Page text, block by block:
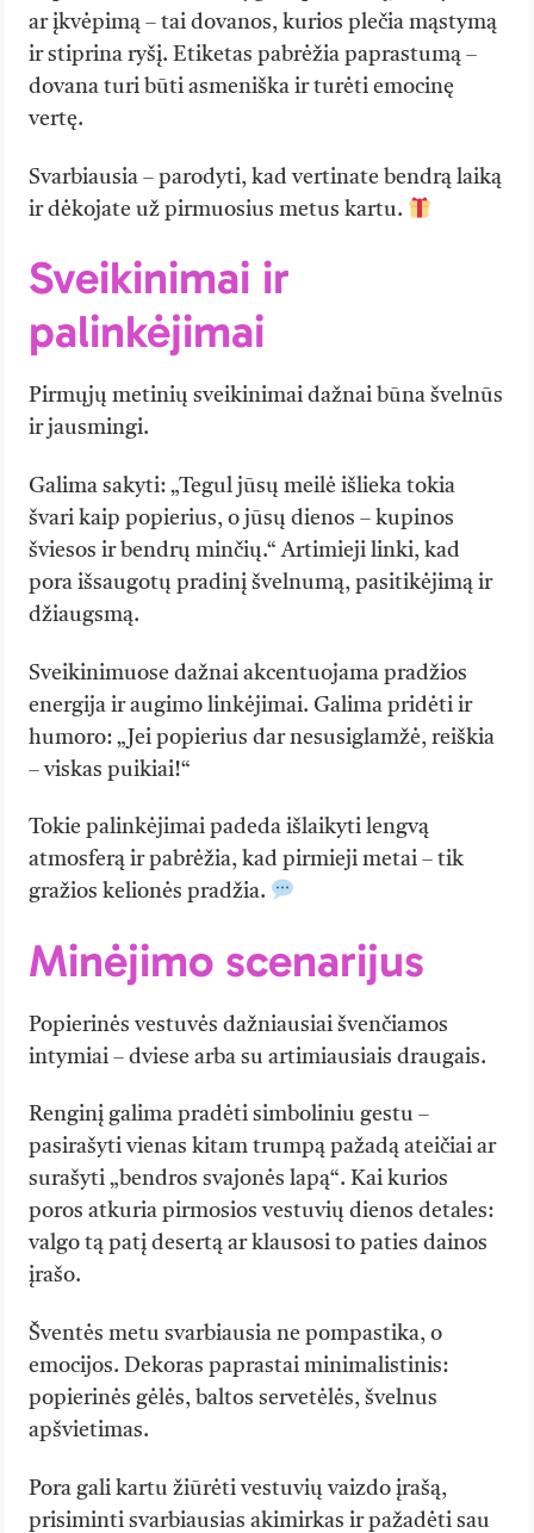
ar įkvėpimą – tai dovanos, kurios plečia mąstymą
ir stiprina ryšį. Etiketas pabrėžia paprastumą –
dovana turi būti asmeniška ir turėti emocinę
vertę.
Svarbiausia – parodyti, kad vertinate bendrą laiką
ir dėkojate už pirmuosius metus kartu.
Sveikinimai ir
palinkėjimai
Pirmųjų metinių sveikinimai dažnai būna švelnūs
ir jausmingi.
Galima sakyti: „Tegul jūsų meilė išlieka tokia
švari kaip popierius, o jūsų dienos – kupinos
šviesos ir bendrų minčių.“ Artimieji linki, kad
pora išsaugotų pradinį švelnumą, pasitikėjimą ir
džiaugsmą.
Sveikinimuose dažnai akcentuojama pradžios
energija ir augimo linkėjimai. Galima pridėti ir
humoro: „Jei popierius dar nesusiglamžė, reiškia
– viskas puikiai!“
Tokie palinkėjimai padeda išlaikyti lengvą
atmosferą ir pabrėžia, kad pirmieji metai – tik
gražios kelionės pradžia.
Minėjimo scenarijus
Popierinės vestuvės dažniausiai švenčiamos
intymiai – dviese arba su artimiausiais draugais.
Renginį galima pradėti simboliniu gestu –
pasirašyti vienas kitam trumpą pažadą ateičiai ar
surašyti „bendros svajonės lapą“. Kai kurios
poros atkuria pirmosios vestuvių dienos detales:
valgo tą patį desertą ar klausosi to paties dainos
įrašo.
Šventės metu svarbiausia ne pompastika, o
emocijos. Dekoras paprastai minimalistinis:
popierinės gėlės, baltos servetėlės, švelnus
apšvietimas.
Pora gali kartu žiūrėti vestuvių vaizdo įrašą,
prisiminti svarbiausias akimirkas ir pažadėti sau